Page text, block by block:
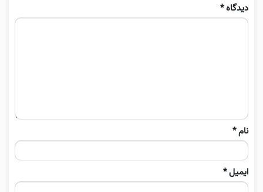
دیدگاه*
نام*
ایمیل*